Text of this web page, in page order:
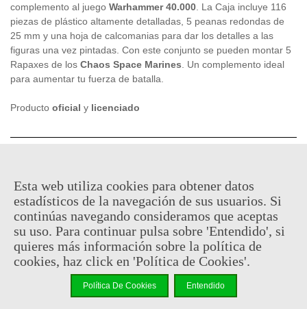
complemento al juego Warhammer 40.000 . La Caja incluye 116
piezas de plástico altamente detalladas, 5 peanas redondas de
25 mm y una hoja de calcomanias para dar los detalles a las
figuras una vez pintadas. Con este conjunto se pueden montar 5
Rapaxes de los Chaos Space Marines . Un complemento ideal
para aumentar tu fuerza de batalla.
Producto oficial y licenciado
Consultar disponibilidad
-
Añadir Al Carrito
Código QR Compartir
Esta web utiliza cookies para obtener datos
estadísticos de la navegación de sus usuarios. Si
continúas navegando consideramos que aceptas
su uso. Para continuar pulsa sobre 'Entendido', si
quieres más información sobre la política de
cookies, haz click en 'Política de Cookies'.
Política De Cookies Entendido